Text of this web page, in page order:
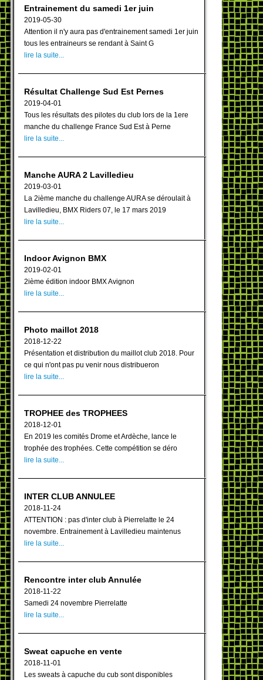
Entrainement du samedi 1er juin
2019-05-30
Attention il n'y aura pas d'entrainement samedi 1er juin
tous les entraineurs se rendant à Saint G
lire la suite...
Résultat Challenge Sud Est Pernes
2019-04-01
Tous les résultats des pilotes du club lors de la 1ere
manche du challenge France Sud Est à Perne
lire la suite...
Manche AURA 2 Lavilledieu
2019-03-01
La 2ième manche du challenge AURA se déroulait à
Lavilledieu, BMX Riders 07, le 17 mars 2019
lire la suite...
Indoor Avignon BMX
2019-02-01
2ième édition indoor BMX Avignon
lire la suite...
Photo maillot 2018
2018-12-22
Présentation et distribution du maillot club 2018. Pour
ce qui n'ont pas pu venir nous distribueron
lire la suite...
TROPHEE des TROPHEES
2018-12-01
En 2019 les comités Drome et Ardèche, lance le
trophée des trophées. Cette compétition se déro
lire la suite...
INTER CLUB ANNULEE
2018-11-24
ATTENTION : pas d'inter club à Pierrelatte le 24
novembre. Entrainement à Lavilledieu maintenus
lire la suite...
Rencontre inter club Annulée
2018-11-22
Samedi 24 novembre Pierrelatte
lire la suite...
Sweat capuche en vente
2018-11-01
Les sweats à capuche du cub sont disponibles